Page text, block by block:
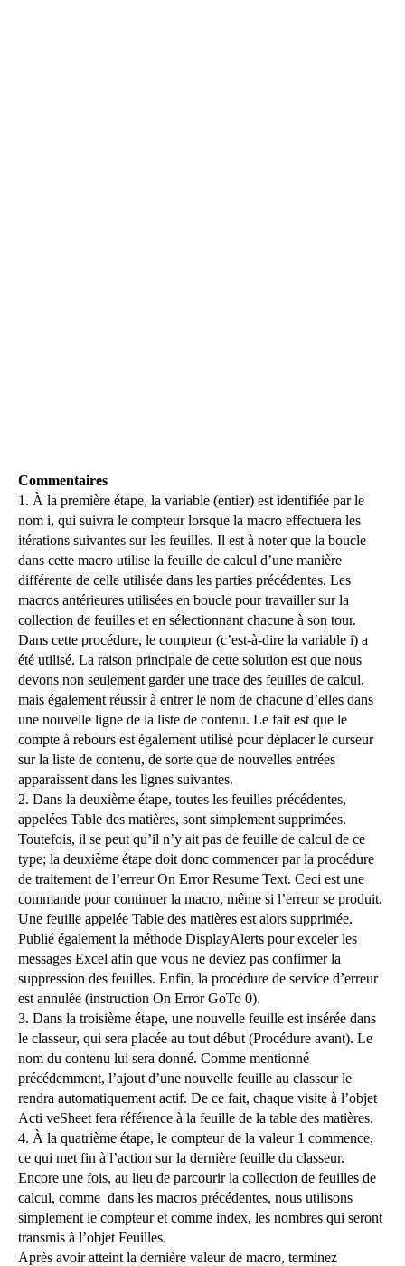
Commentaires
1. À la première étape, la variable (entier) est identifiée par le
nom i, qui suivra le compteur lorsque la macro effectuera les
itérations suivantes sur les feuilles. Il est à noter que la boucle
dans cette macro utilise la feuille de calcul d’une manière
différente de celle utilisée dans les parties précédentes. Les
macros antérieures utilisées en boucle pour travailler sur la
collection de feuilles et en sélectionnant chacune à son tour.
Dans cette procédure, le compteur (c’est-à-dire la variable i) a
été utilisé. La raison principale de cette solution est que nous
devons non seulement garder une trace des feuilles de calcul,
mais également réussir à entrer le nom de chacune d’elles dans
une nouvelle ligne de la liste de contenu. Le fait est que le
compte à rebours est également utilisé pour déplacer le curseur
sur la liste de contenu, de sorte que de nouvelles entrées
apparaissent dans les lignes suivantes.
2. Dans la deuxième étape, toutes les feuilles précédentes,
appelées Table des matières, sont simplement supprimées.
Toutefois, il se peut qu’il n’y ait pas de feuille de calcul de ce
type; la deuxième étape doit donc commencer par la procédure
de traitement de l’erreur On Error Resume Text. Ceci est une
commande pour continuer la macro, même si l’erreur se produit.
Une feuille appelée Table des matières est alors supprimée.
Publié également la méthode DisplayAlerts pour exceler les
messages Excel afin que vous ne deviez pas confirmer la
suppression des feuilles. Enfin, la procédure de service d’erreur
est annulée (instruction On Error GoTo 0).
3. Dans la troisième étape, une nouvelle feuille est insérée dans
le classeur, qui sera placée au tout début (Procédure avant). Le
nom du contenu lui sera donné. Comme mentionné
précédemment, l’ajout d’une nouvelle feuille au classeur le
rendra automatiquement actif. De ce fait, chaque visite à l’objet
Acti veSheet fera référence à la feuille de la table des matières.
4. À la quatrième étape, le compteur de la valeur 1 commence,
ce qui met fin à l’action sur la dernière feuille du classeur.
Encore une fois, au lieu de parcourir la collection de feuilles de
calcul, comme dans les macros précédentes, nous utilisons
simplement le compteur et comme index, les nombres qui seront
transmis à l’objet Feuilles.
Après avoir atteint la dernière valeur de macro, terminez